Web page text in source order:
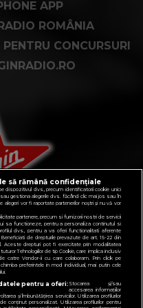
APP
ROMÂNIA
CONCURSURI
să rămână confidențiale
dispozitivul dvs., precum identificatorii cookie unici
gestiona alegerile dvs. făcând clic mai jos sau în
vor fi raportate partenerilor noștri și nu vă vor
partenere, precum si furnizorii nostri de servicii
sa functioneze, pentru a personaliza continutul si
dvs., pentru a va oferi functionalitati aferente
de drepturile prevazute de art. 15-22 din
Aceste drepturi pot fi exercitate prin modalitatea
Tehnologiilor de tip Cookie, care implica inclusiv
catre Vendor-ii cu care colaboram. Prin click pe
preferintele in mod individual, mai putin cele
pentru a oferi: Stocarea și/sau
accesarea informațiilor
și îmbunătățirea serviciilor. Utilizarea profilurilor
conținut personalizat. Utilizarea profilurilor pentru